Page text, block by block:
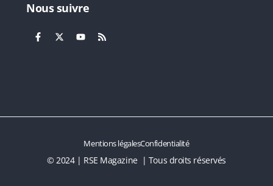
Nous suivre
© 2024 | RSE Magazine | Tous droits réservés
Mentions légalesConfidentialité